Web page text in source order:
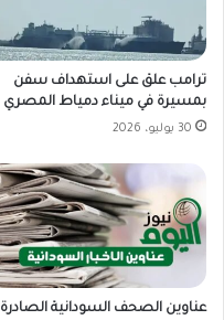
ترامب علق على استهداف سفن
بمسيرة في ميناء دمياط المصري
30 يوليو، 2026
عناوين الصحف السودانية الصادرة